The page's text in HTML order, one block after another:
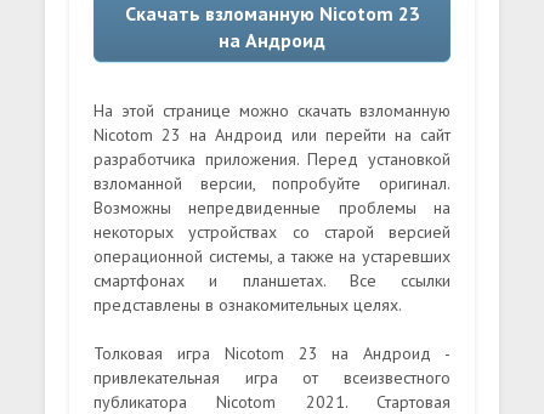
Скачать взломанную Nicotom 23
на Андроид
На этой странице можно скачать взломанную
Nicotom 23 на Андроид или перейти на сайт
разработчика приложения. Перед установкой
взломанной версии, попробуйте оригинал.
Возможны непредвиденные проблемы на
некоторых устройствах со старой версией
операционной системы, а также на устаревших
смартфонах и планшетах. Все ссылки
представлены в ознакомительных целях.
Толковая игра Nicotom 23 на Андроид -
привлекательная игра от всеизвестного
публикатора Nicotom 2021. Стартовая